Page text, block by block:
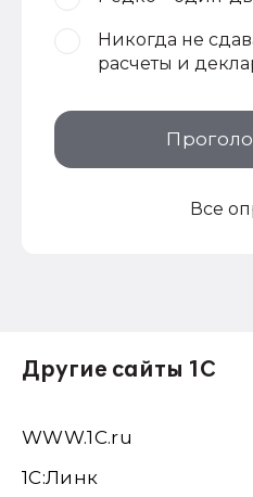
Никогда не
расчеты и
Все
Другие сайты 1С
WWW.1С.ru
1С:Линк